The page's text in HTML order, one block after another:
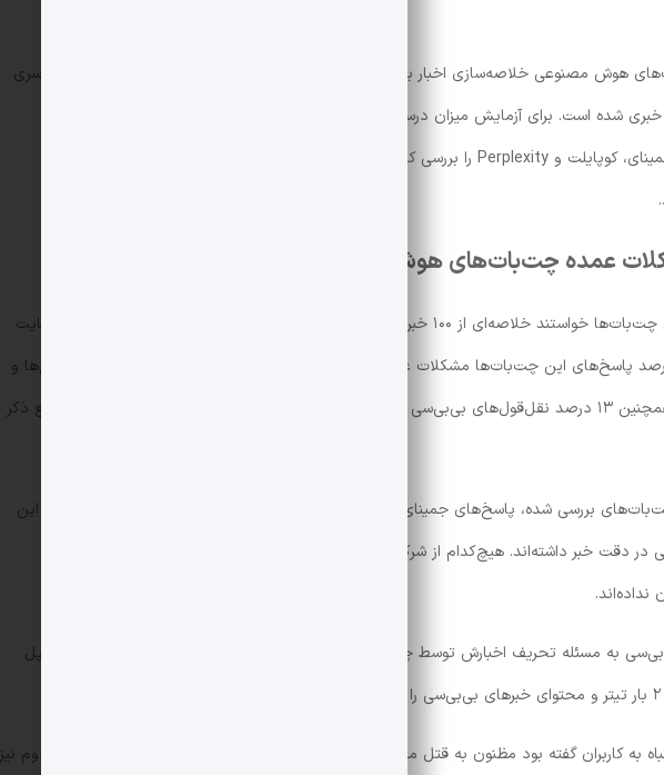
یکی از قابلیت‌های چت‌بات‎‌های هوش مصنوعی خلاصه‌سازی اخبار برای کاربران است اما مدتی است این قابلیت تبدیل به دردسری
شده است. برای آزمایش میزان درستی کارکرد این چت‌بات‌ها در خلاصه‌سازی اخبار،
چت‌بات‌های ChatGPT، جمینای، کوپایلت و Perplexity را بررسی کرده و دریافته بیش از نیمی از خروجی‌های این سرویس‌ها
عمده چت‌بات‌های هوش مصنوعی است
کارشناسان بی‌بی‌سی از این چت‌بات‌ها خواستند خلاصه‌ای از ۱۰۰ خبر این رسانه ارائه کنند و این خروجی‌ها را بررسی کردند. درنهایت
مشخص شد بیش از ۵۱ درصد پاسخ‌های این چت‌بات‌ها مشکلات عمده‌ای دارند و ۱۹ درصد پاسخ‌ها نیز حاوی گفته‌ها، تاریخ‌ها و
روزهای غیردقیق هستند. همچنین ۱۳ درصد نقل‌قول‌های بی‌بی‌سی یا نسبت به منبع اصلی تغییر کرده‌اند یا اصلاً در مقاله منبع ذکر
به گفته بی‌بی‌سی، میان چت‌بات‌های بررسی شده، پاسخ‌های جمینای گوگل بیشترین اشتباهات را داشته و ۴۶ درصد پاسخ‌های این
در دقت خبر داشته‌اند. هیچ‌کدام از شرکت‌هایی که بی‌بی‌سی چت‌بات‌های آنها را بررسی کرده، هنوز
به مسئله تحریف اخبارش توسط چت‌بات‌های هوش مصنوعی اشاره می‌کند. هوش مصنوعی اپل
به کاربران گفته بود مظنون به قتل مدیرعامل یونایتد هلتکر در زندان خودکشی کرده و در خبر دوم نیز